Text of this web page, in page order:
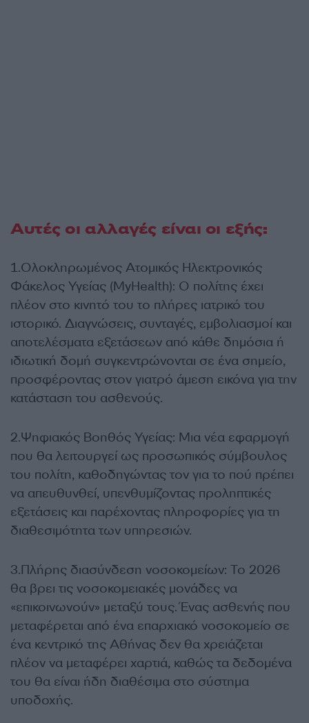
Αυτές οι αλλαγές είναι οι εξής:
1.Ολοκληρωμένος Ατομικός Ηλεκτρονικός
Φάκελος Υγείας (MyHealth): Ο πολίτης έχει
πλέον στο κινητό του το πλήρες ιατρικό του
ιστορικό. Διαγνώσεις, συνταγές, εμβολιασμοί και
αποτελέσματα εξετάσεων από κάθε δημόσια ή
ιδιωτική δομή συγκεντρώνονται σε ένα σημείο,
προσφέροντας στον γιατρό άμεση εικόνα για την
κατάσταση του ασθενούς.
2.Ψηφιακός Βοηθός Υγείας: Μια νέα εφαρμογή
που θα λειτουργεί ως προσωπικός σύμβουλος
του πολίτη, καθοδηγώντας τον για το πού πρέπει
να απευθυνθεί, υπενθυμίζοντας προληπτικές
εξετάσεις και παρέχοντας πληροφορίες για τη
διαθεσιμότητα των υπηρεσιών.
3.Πλήρης διασύνδεση νοσοκομείων: Το 2026
θα βρει τις νοσοκομειακές μονάδες να
«επικοινωνούν» μεταξύ τους. Ένας ασθενής που
μεταφέρεται από ένα επαρχιακό νοσοκομείο σε
ένα κεντρικό της Αθήνας δεν θα χρειάζεται
πλέον να μεταφέρει χαρτιά, καθώς τα δεδομένα
του θα είναι ήδη διαθέσιμα στο σύστημα
υποδοχής.